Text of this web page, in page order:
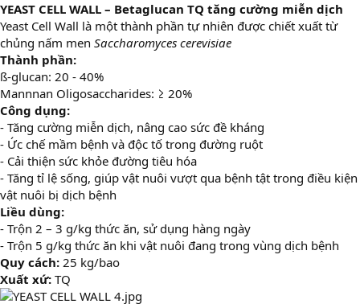
YEAST CELL WALL – Betaglucan TQ tăng cường miễn dịch
Yeast Cell Wall là một thành phần tự nhiên được chiết xuất từ
chủng nấm men Saccharomyces cerevisiae
Thành phần:
ß-glucan: 20 - 40%
Mannnan Oligosaccharides: ≥ 20%
Công dụng:
- Tăng cường miễn dịch, nâng cao sức đề kháng
- Ức chế mầm bệnh và độc tố trong đường ruột
- Cải thiện sức khỏe đường tiêu hóa
- Tăng tỉ lệ sống, giúp vật nuôi vượt qua bệnh tật trong điều kiện
vật nuôi bị dịch bệnh
Liều dùng:
- Trộn 2 – 3 g/kg thức ăn, sử dụng hàng ngày
- Trộn 5 g/kg thức ăn khi vật nuôi đang trong vùng dịch bệnh
Quy cách: 25 kg/bao
Xuất xứ: TQ